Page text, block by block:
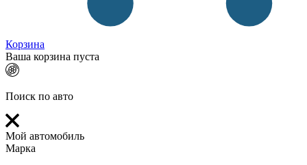
Корзина
Ваша корзина пуста
Поиск по авто
Мой автомобиль
Марка